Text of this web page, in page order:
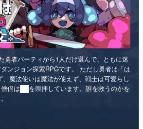
勇者パーティから1人だけ選んで、ともに迷
ンジョン探索RPGです。 ただし勇者は「は
、魔法使いは魔法が使えず、戦士は可愛らし
4四半期